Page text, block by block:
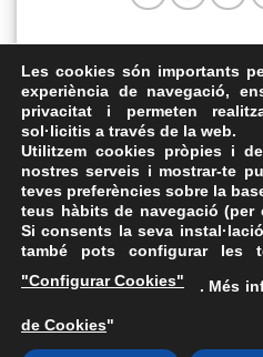
Aquesta entrada va ser
elEnllaç permanent.
Pineda de Mar
ASSEMBLEA
Carrer de la Marina, 315,
Les cookies són importants
experiència de navegació,
privacitat i permeten
sol·licitis a través de la web.
Utilitzem cookies pròpies i
nostres serveis i mostrar-te
teves preferències sobre la
teus hàbits de navegació (per
Si consents la seva
també pots configurar les
"Configurar Cookies"
. Més
de Cookies"